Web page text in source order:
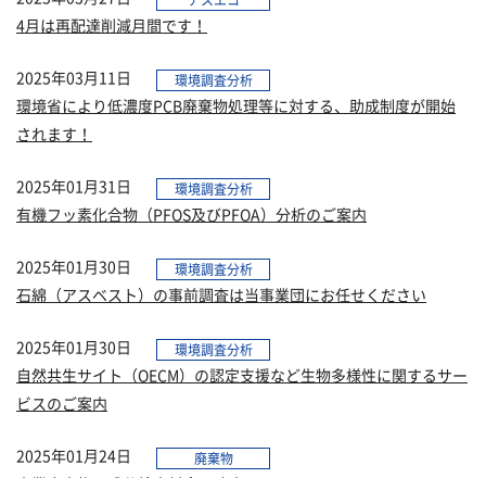
4月は再配達削減月間です！
2025年03月11日 環境調査分析
環境省により低濃度PCB廃棄物処理等に対する、助成制度が開始
されます！
2025年01月31日 環境調査分析
有機フッ素化合物（PFOS及びPFOA）分析のご案内
2025年01月30日 環境調査分析
石綿（アスベスト）の事前調査は当事業団にお任せください
2025年01月30日 環境調査分析
自然共生サイト（OECM）の認定支援など生物多様性に関するサー
ビスのご案内
2025年01月24日 廃棄物